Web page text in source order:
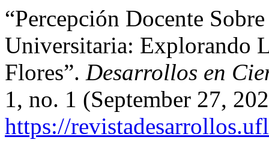
“Percepción Docente
Universitaria: Explorando
Flores”. Desarrollos en
1, no. 1 (September 27,
https://